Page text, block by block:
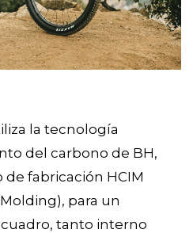
la tecnología
del carbono de BH,
fabricación HCIM
para un
tanto interno